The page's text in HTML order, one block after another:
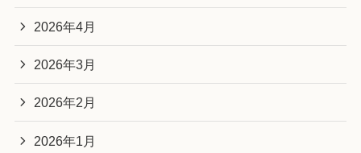
2026年4月
2026年3月
2026年2月
2026年1月